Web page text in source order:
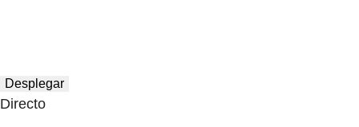
Desplegar
Directo